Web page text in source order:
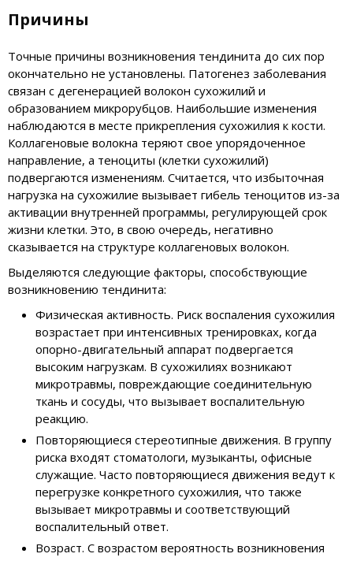
Причины
Точные причины возникновения тендинита до сих пор
окончательно не установлены. Патогенез заболевания
связан с дегенерацией волокон сухожилий и
образованием микрорубцов. Наибольшие изменения
наблюдаются в месте прикрепления сухожилия к кости.
Коллагеновые волокна теряют свое упорядоченное
направление, а теноциты (клетки сухожилий)
подвергаются изменениям. Считается, что избыточная
нагрузка на сухожилие вызывает гибель теноцитов из-за
активации внутренней программы, регулирующей срок
жизни клетки. Это, в свою очередь, негативно
сказывается на структуре коллагеновых волокон.
Выделяются следующие факторы, способствующие
возникновению тендинита:
Физическая активность. Риск воспаления сухожилия
возрастает при интенсивных тренировках, когда
опорно-двигательный аппарат подвергается
высоким нагрузкам. В сухожилиях возникают
микротравмы, повреждающие соединительную
ткань и сосуды, что вызывает воспалительную
реакцию.
Повторяющиеся стереотипные движения. В группу
риска входят стоматологи, музыканты, офисные
служащие. Часто повторяющиеся движения ведут к
перегрузке конкретного сухожилия, что также
вызывает микротравмы и соответствующий
воспалительный ответ.
Возраст. С возрастом вероятность возникновения